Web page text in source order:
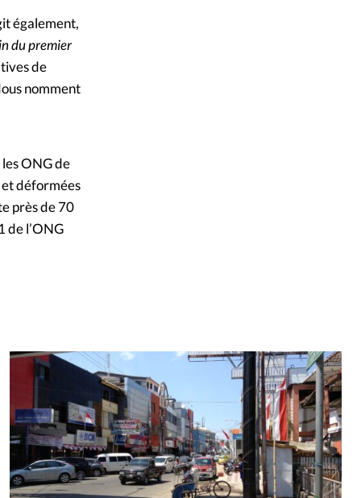
également,
du premier
de
nomment
ONG de
et déformées
près de 70
de l’ONG